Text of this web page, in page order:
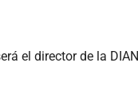
el director de la